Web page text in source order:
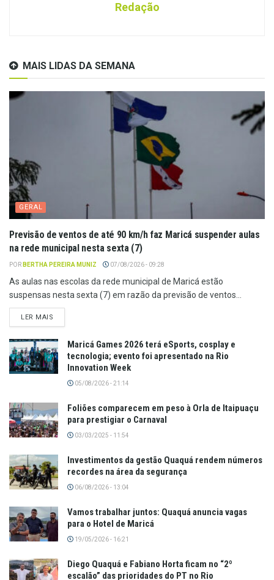
Redação
MAIS LIDAS DA SEMANA
GERAL
Previsão de ventos de até 90 km/h faz Maricá suspender aulas
na rede municipal nesta sexta (7)
POR BERTHA PEREIRA MUNIZ 07/08/2026 - 09:28
As aulas nas escolas da rede municipal de Maricá estão
suspensas nesta sexta (7) em razão da previsão de ventos...
LER MAIS
Maricá Games 2026 terá eSports, cosplay e
tecnologia; evento foi apresentado na Rio
Innovation Week
05/08/2026 - 21:14
Foliões comparecem em peso à Orla de Itaipuaçu
para prestigiar o Carnaval
03/03/2025 - 11:54
Investimentos da gestão Quaquá rendem números
recordes na área da segurança
06/08/2026 - 13:04
Vamos trabalhar juntos: Quaquá anuncia vagas
para o Hotel de Maricá
19/05/2026 - 16:21
Diego Quaquá e Fabiano Horta ficam no “2º
escalão” das prioridades do PT no Rio